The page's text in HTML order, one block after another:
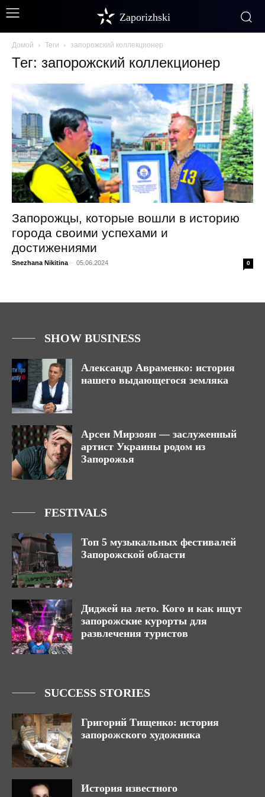
Zaporizhski
Домой Теги запорожский коллекционер
Тег: запорожский коллекционер
Запорожцы, которые вошли в историю
города своими успехами и
достижениями
Snezhana Nikitina - 05.06.2024 0
SHOW BUSINESS
Александр Авраменко: история
нашего выдающегося земляка
Арсен Мирзоян — заслуженный
артист Украины родом из
Запорожья
FESTIVALS
Топ 5 музыкальных фестивалей
Запорожской области
Диджей на лето. Кого и как ищут
запорожские курорты для
развлечения туристов
SUCCESS STORIES
Григорий Тищенко: история
запорожского художника
История известного